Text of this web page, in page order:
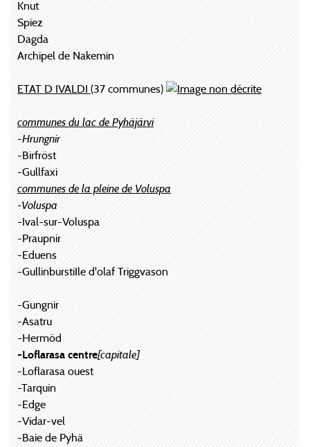
Knut
Spiez
Dagda
Archipel de Nakemin
ETAT D IVALDI (37 communes)
communes du lac de Pyhäjärvi
-Hrungnir
-Birfröst
-Gullfaxi
communes de la pleine de Voluspa
-Voluspa
-Ival-sur-Voluspa
-Praupnir
-Eduens
-GullinburstiIle d'olaf Triggvason
-Gungnir
-Asatru
-Hermöd
-Loflarasa centre[capitale]
-Loflarasa ouest
-Tarquin
-Edge
-Vidar-vel
-Baie de Pyhä